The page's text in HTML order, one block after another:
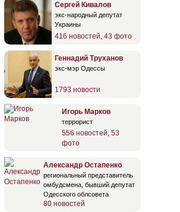
Сергей Кивалов
экс-народный депутат
Украины
416 новостей, 43 фото
Геннадий Труханов
экс-мэр Одессы
1793 новости
Игорь Марков
террорист
556 новостей, 53
фото
Александр Остапенко
региональный представитель
омбудсмена, бывший депутат
Одесского облсовета
80 новостей